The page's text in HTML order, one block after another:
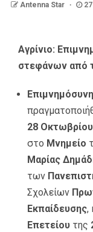
Antenna Star 27
Αγρίνιο:
στεφάνων από
28
στο Μνημείο
Μαρίας
των
Σχολείων
Εκπαίδευσης,
Επετείου της